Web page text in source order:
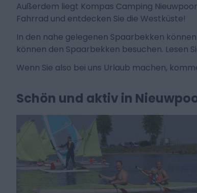
Außerdem liegt Kompas Camping
Fahrrad und entdecken Sie die Westküste!
In den nahe gelegenen Spaarbekken
können den Spaarbekken besuchen. Lesen
Wenn Sie also bei uns Urlaub machen,
Schön und aktiv in